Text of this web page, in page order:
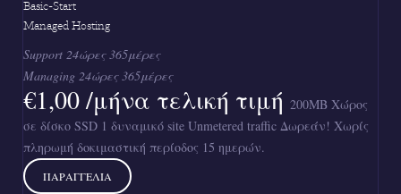
Basic-Start
Managed Hosting
Support 24ώρες 365μέρες
Managing 24ώρες 365μέρες
€1,00 /μήνα τελική τιμή 200MB Χώρος
σε δίσκο SSD 1 δυναμικό site Unmetered traffic Δωρεάν! Χωρίς
πληρωμή δοκιμαστική περίοδος 15 ημερών.
ΠΑΡΑΓΓΕΛΙΑ